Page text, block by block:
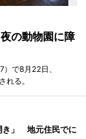
の動物園に障
で8月22日、
る。
き」 地元住民でに